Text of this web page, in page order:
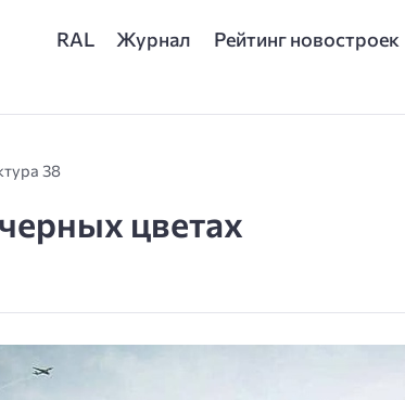
RAL Журнал Рейтинг новостроек
38
цветах